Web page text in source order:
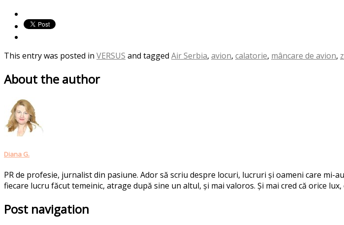
This entry was posted in VERSUS and tagged Air Serbia, avion, calatorie, mâncare de avion,
About the author
Diana G.
PR de profesie, jurnalist din pasiune. Ador să scriu despre locuri, lucruri și oameni care
fiecare lucru făcut temeinic, atrage după sine un altul, și mai valoros. Și mai cred că orice
Post navigation